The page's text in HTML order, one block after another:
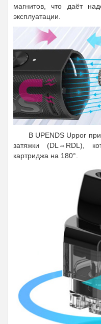
магнитов, что даёт
эксплуатации.
В UPENDS Uppor
затяжки (DL⇔RDL),
картриджа на 180°.